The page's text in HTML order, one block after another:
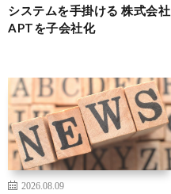
システムを手掛ける 株式会社
APTを子会社化
2026.08.09